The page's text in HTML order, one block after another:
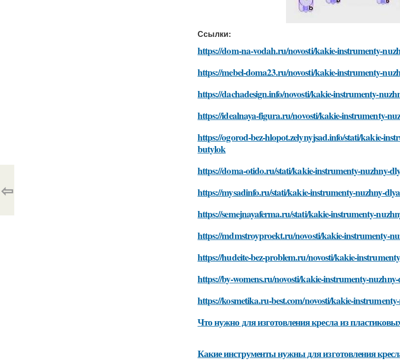
Ссылки:
https://dom-na-vodah.ru/novosti/kakie-instrumenty-
https://mebel-doma23.ru/novosti/kakie-instrumenty-
https://dachadesign.info/novosti/kakie-instrumenty-
https://idealnaya-figura.ru/novosti/kakie-instrumenty-
https://ogorod-bez-hlopot.zelynyjsad.info/stati/kakie-
butylok
https://doma-otido.ru/stati/kakie-instrumenty-nuzhny-
https://mysadinfo.ru/stati/kakie-instrumenty-nuzhny-
https://semejnayaferma.ru/stati/kakie-instrumenty-
https://mdmstroyproekt.ru/novosti/kakie-instrumenty-
https://hudeite-bez-problem.ru/novosti/kakie-
https://by-womens.ru/novosti/kakie-instrumenty-
https://kosmetika.ru-best.com/novosti/kakie-
Что нужно для изготовления кресла из
Какие инструменты нужны для изготовления
⇦